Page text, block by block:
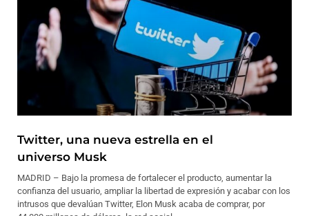
Twitter, una nueva estrella en el
universo Musk
MADRID – Bajo la promesa de fortalecer el producto, aumentar la
confianza del usuario, ampliar la libertad de expresión y acabar con los
intrusos que devalúan Twitter, Elon Musk acaba de comprar, por